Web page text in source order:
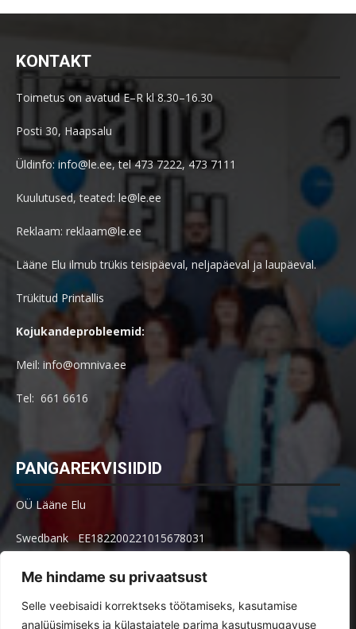
Me hindame su privaatsust
Selle veebisaidi korrektseks töötamiseks, kasutamise
analüüsimiseks ja külastajatele parima kasutusmugavuse
KONTAKT
Toimetus on avatud E–R kl 8.30–16.30
Posti 30, Haapsalu
Üldinfo: info@le.ee, tel 473 7222, 473 7111
Kuulutused, teated: le@le.ee
Reklaam: reklaam@le.ee
Lääne Elu ilmub trükis teisipäeval, neljapäeval ja laupäeval.
Trükitud Printallis
Kojukandeprobleemid:
Meil: info@omniva.ee
Tel: 661 6616
PANGAREKVISIIDID
OÜ Lääne Elu
Swedbank EE182200221015678031
SEB EE621010602002515004
Arve küsimused: arved@le.ee